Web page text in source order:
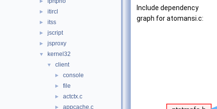
► itircl
► itss
► jscript
► jsproxy
▼ kernel32
▼ client
► console
► file
► actctx.c
► appcache.c
Include dependency
graph for atomansi.c: